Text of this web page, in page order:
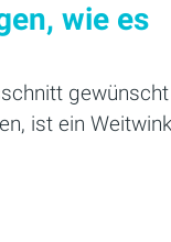
wie es
ist ein